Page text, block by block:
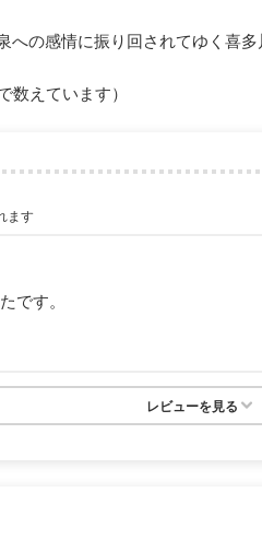
への感情に振り回されてゆく喜
数えています）
ます
です。
レビューを見る